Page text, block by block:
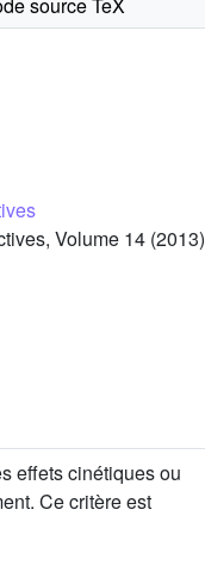
Volume 14 (2013)
effets cinétiques ou
Ce critère est